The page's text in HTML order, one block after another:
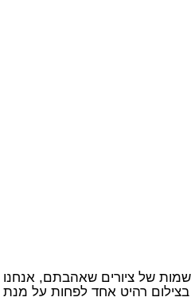
בצילום רהיט אחד לפחות על